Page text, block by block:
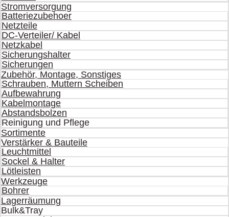
Stromversorgung
Batteriezubehoer
Netzteile
DC-Verteiler/ Kabel
Netzkabel
Sicherungshalter
Sicherungen
Zubehör, Montage, Sonstiges
Schrauben, Muttern Scheiben
Aufbewahrung
Kabelmontage
Abstandsbolzen
Reinigung und Pflege
Sortimente
Verstärker & Bauteile
Leuchtmittel
Sockel & Halter
Lötleisten
Werkzeuge
Bohrer
Lagerräumung
Bulk&Tray